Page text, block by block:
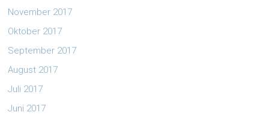
November 2017
Oktober 2017
September 2017
August 2017
Juli 2017
Juni 2017